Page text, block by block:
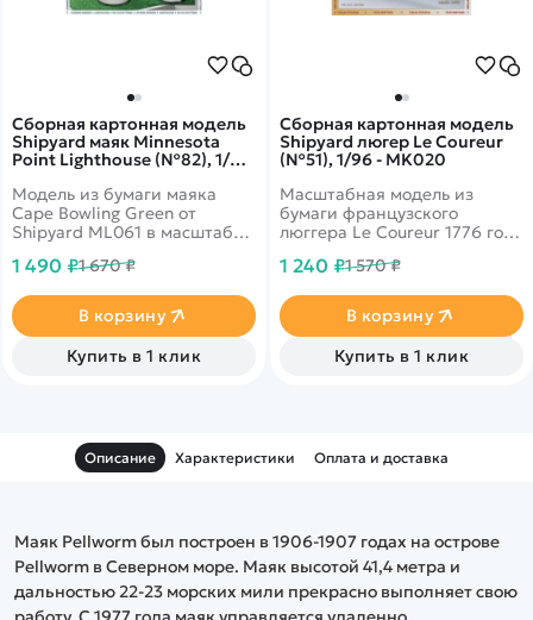
Сборная картонная модель
Shipyard маяк Minnesota
Point Lighthouse (№82), 1/72
Модель из бумаги маяка
Cape Bowling Green от
Shipyard ML061 в масштабе
1 490 ₽1 670 ₽
В корзину
Купить в 1 клик
Сборная картонная модель
Shipyard люгер Le Coureur
(№51), 1/96 - MK020
Масштабная модель из
бумаги французского
люггера Le Coureur 1776 года
MK020 в масштабе 1/96.
полиграфия.
1 240 ₽1 570 ₽
В корзину
Купить в 1 клик
Описание Характеристики Оплата и доставка
Маяк Pellworm был построен в 1906-1907 годах на острове
Pellworm в Северном море. Маяк высотой 41,4 метра и
дальностью 22-23 морских мили прекрасно выполняет свою